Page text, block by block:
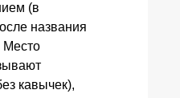
(в
названия
Место
кавычек),